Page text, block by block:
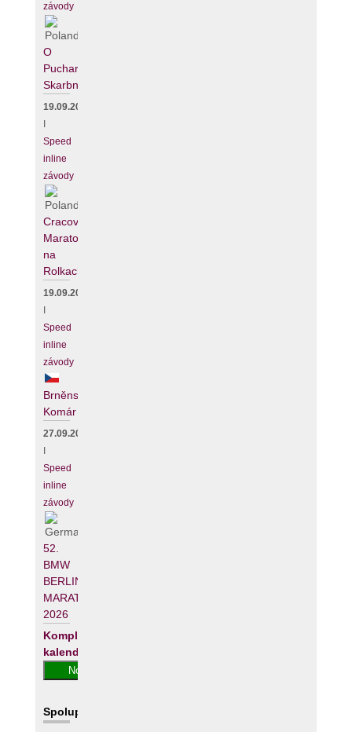
závody
O
Puchar
Skarbnika
19.09.2026
Speed
inline
závody
Cracovia
Maraton
na
Rolkach
19.09.2026
Speed
inline
závody
Brněnský
Komár
27.09.2026
Speed
inline
závody
52.
BMW
BERLIN-
MARATHON
2026
Kompletní
kalendář
Spolupracujeme